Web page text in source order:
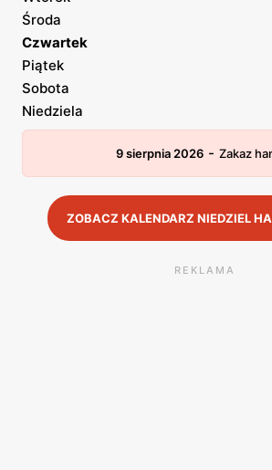
Środa
Czwartek
Piątek
Sobota
Niedziela
9 sierpnia 2026 - Zakaz
ZOBACZ KALENDARZ NIEDZIEL
REKLAMA